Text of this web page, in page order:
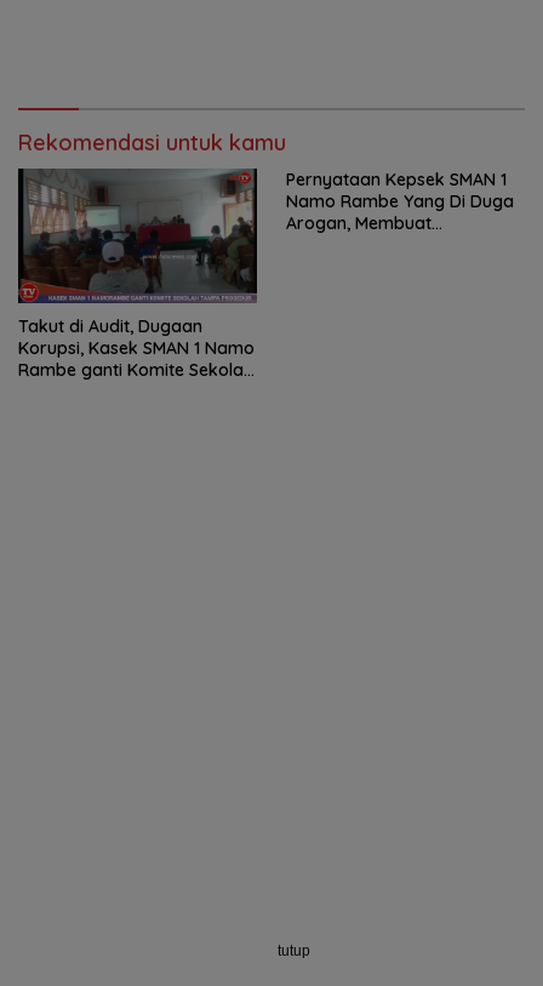
Rekomendasi untuk kamu
Takut di Audit, Dugaan
Korupsi, Kasek SMAN 1 Namo
Rambe ganti Komite Sekolah
Pernyataan Kepsek SMAN 1
Namo Rambe Yang Di Duga
Arogan, Membuat
tutup